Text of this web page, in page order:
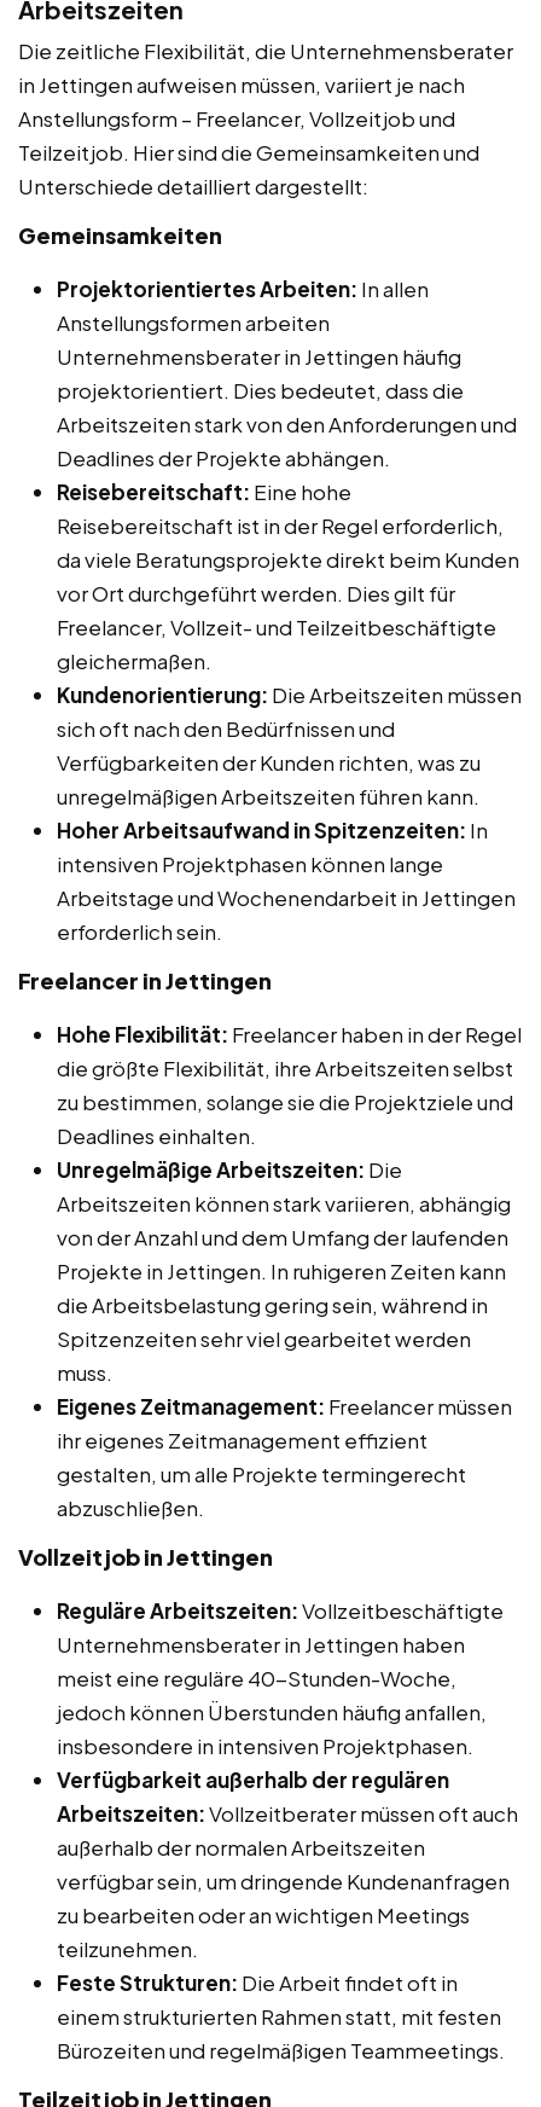
Arbeitszeiten
Die zeitliche Flexibilität, die Unternehmensberater
in Jettingen aufweisen müssen, variiert je nach
Anstellungsform – Freelancer, Vollzeitjob und
Teilzeitjob. Hier sind die Gemeinsamkeiten und
Unterschiede detailliert dargestellt:
Gemeinsamkeiten
Projektorientiertes Arbeiten: In allen
Anstellungsformen arbeiten
Unternehmensberater in Jettingen häufig
projektorientiert. Dies bedeutet, dass die
Arbeitszeiten stark von den Anforderungen und
Deadlines der Projekte abhängen.
Reisebereitschaft: Eine hohe
Reisebereitschaft ist in der Regel erforderlich,
da viele Beratungsprojekte direkt beim Kunden
vor Ort durchgeführt werden. Dies gilt für
Freelancer, Vollzeit- und Teilzeitbeschäftigte
gleichermaßen.
Kundenorientierung: Die Arbeitszeiten müssen
sich oft nach den Bedürfnissen und
Verfügbarkeiten der Kunden richten, was zu
unregelmäßigen Arbeitszeiten führen kann.
Hoher Arbeitsaufwand in Spitzenzeiten: In
intensiven Projektphasen können lange
Arbeitstage und Wochenendarbeit in Jettingen
erforderlich sein.
Freelancer in Jettingen
Hohe Flexibilität: Freelancer haben in der Regel
die größte Flexibilität, ihre Arbeitszeiten selbst
zu bestimmen, solange sie die Projektziele und
Deadlines einhalten.
Unregelmäßige Arbeitszeiten: Die
Arbeitszeiten können stark variieren, abhängig
von der Anzahl und dem Umfang der laufenden
Projekte in Jettingen. In ruhigeren Zeiten kann
die Arbeitsbelastung gering sein, während in
Spitzenzeiten sehr viel gearbeitet werden
muss.
Eigenes Zeitmanagement: Freelancer müssen
ihr eigenes Zeitmanagement effizient
gestalten, um alle Projekte termingerecht
abzuschließen.
Vollzeitjob in Jettingen
Reguläre Arbeitszeiten:Vollzeitbeschäftigte
Unternehmensberater in Jettingen haben
meist eine reguläre 40-Stunden-Woche,
jedoch können Überstunden häufig anfallen,
insbesondere in intensiven Projektphasen.
Verfügbarkeit außerhalb der regulären
Arbeitszeiten:Vollzeitberater müssen oft auch
außerhalb der normalen Arbeitszeiten
verfügbar sein, um dringende Kundenanfragen
zu bearbeiten oder an wichtigen Meetings
teilzunehmen.
Feste Strukturen: Die Arbeit findet oft in
einem strukturierten Rahmen statt, mit festen
Bürozeiten und regelmäßigen Teammeetings.
Teilzeitjob in Jettingen